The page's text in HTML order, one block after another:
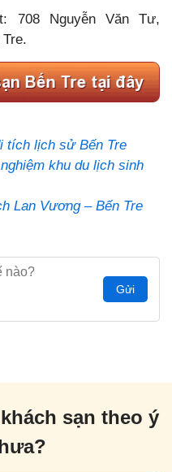
708 Nguyễn Văn Tư,
tích lịch sử Bến Tre
khu du lịch sinh
Lan Vương – Bến Tre
Gửi
sạn theo ý